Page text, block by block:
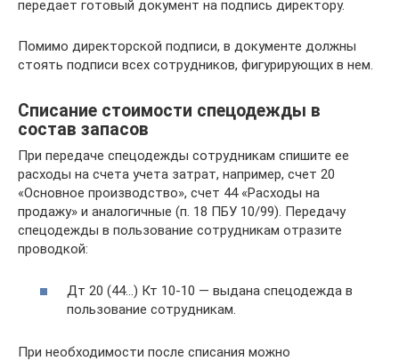
передает готовый документ на подпись директору.
Помимо директорской подписи, в документе должны
стоять подписи всех сотрудников, фигурирующих в нем.
Списание стоимости спецодежды в
состав запасов
При передаче спецодежды сотрудникам спишите ее
расходы на счета учета затрат, например, счет 20
«Основное производство», счет 44 «Расходы на
продажу» и аналогичные (п. 18 ПБУ 10/99). Передачу
спецодежды в пользование сотрудникам отразите
проводкой:
Дт 20 (44…) Кт 10-10 — выдана спецодежда в
пользование сотрудникам.
При необходимости после списания можно